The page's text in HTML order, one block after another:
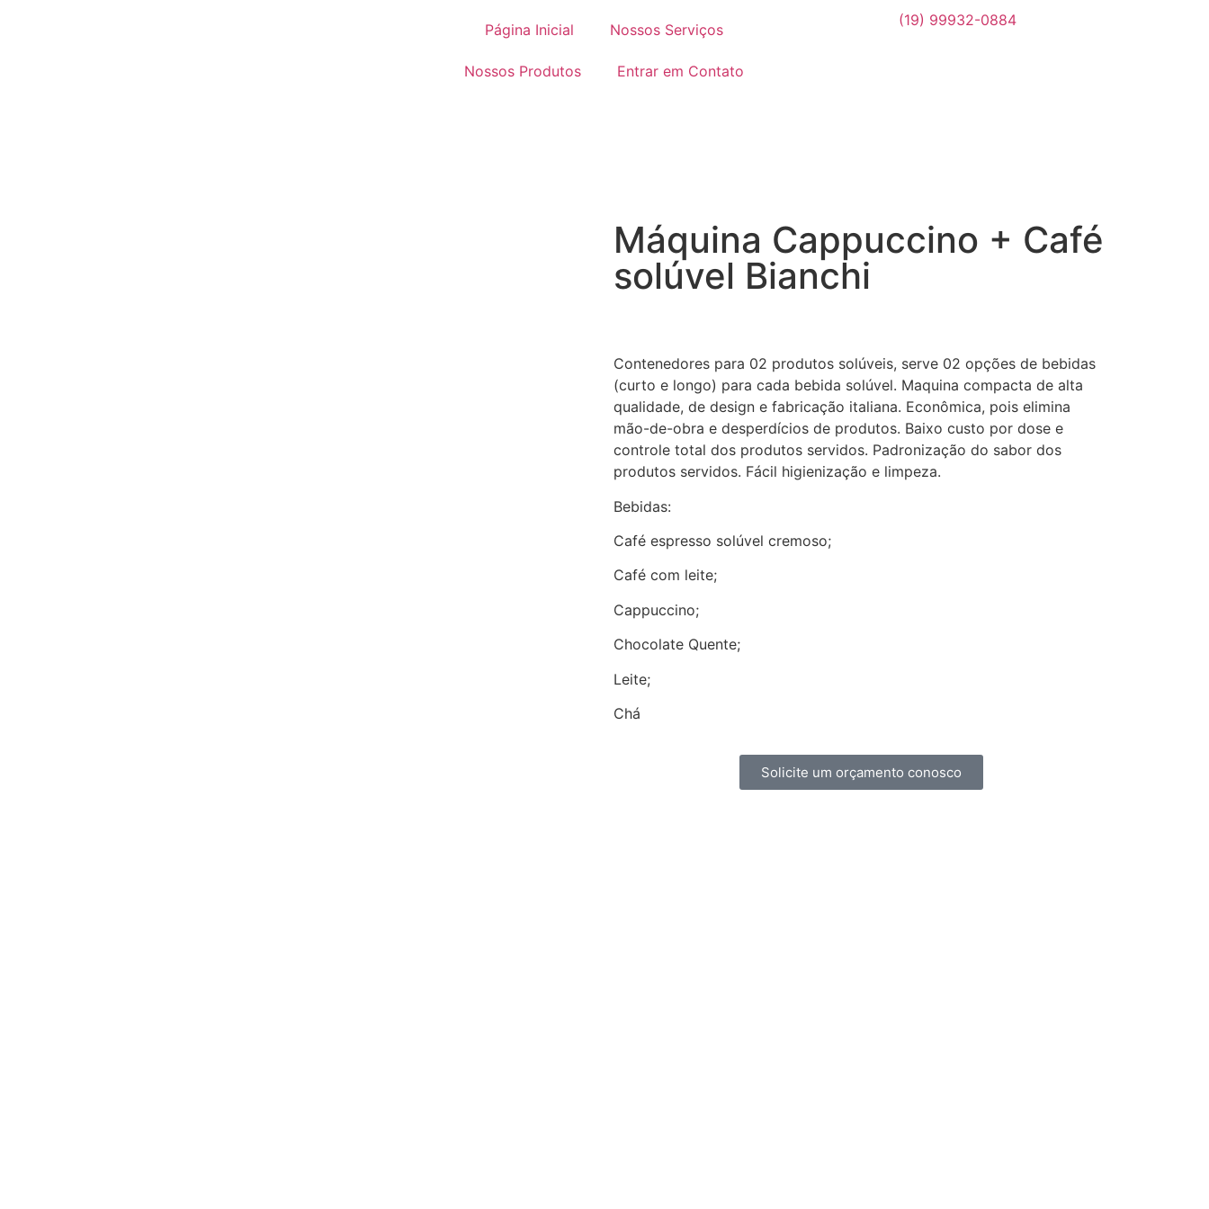
Página Inicial Nossos Serviços
Nossos Produtos Entrar em Contato
(19) 99932-0884
Máquina Cappuccino + Café
solúvel Bianchi
Contenedores para 02 produtos solúveis, serve 02 opções de bebidas
(curto e longo) para cada bebida solúvel. Maquina compacta de alta
qualidade, de design e fabricação italiana. Econômica, pois elimina
mão-de-obra e desperdícios de produtos. Baixo custo por dose e
controle total dos produtos servidos. Padronização do sabor dos
produtos servidos. Fácil higienização e limpeza.
Bebidas:
Café espresso solúvel cremoso;
Café com leite;
Cappuccino;
Chocolate Quente;
Leite;
Chá
Solicite um orçamento conosco